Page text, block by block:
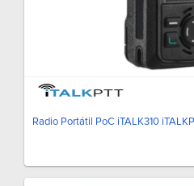
Radio Portátil PoC iTALK310